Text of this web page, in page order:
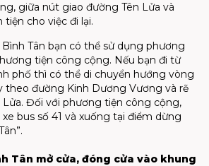
giữa nút giao đường Tên Lửa và
cho việc đi lại.
Tân bạn có thể sử dụng phương
tiện công cộng. Nếu bạn đi từ
phố thì có thể di chuyển hướng vòng
theo đường Kinh Dương Vương và rẽ
Lửa. Đối với phương tiện công cộng,
bus số 41 và xuống tại điểm dừng
Tân mở cửa, đóng cửa vào khung